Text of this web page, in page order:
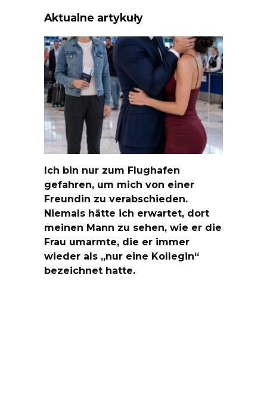
Aktualne artykuły
Ich bin nur zum Flughafen
gefahren, um mich von einer
Freundin zu verabschieden.
Niemals hätte ich erwartet, dort
meinen Mann zu sehen, wie er die
Frau umarmte, die er immer
wieder als „nur eine Kollegin“
bezeichnet hatte.